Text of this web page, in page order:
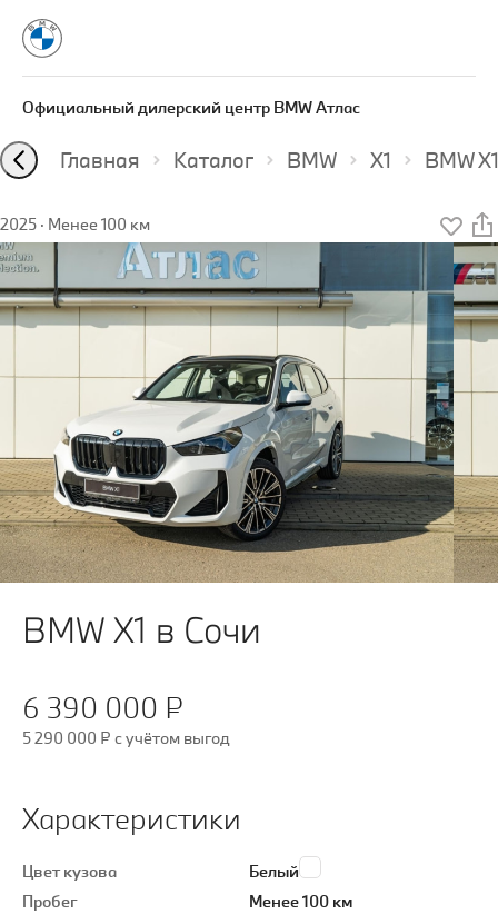
Официальный дилерский центр BMW Атлас
Главная Каталог BMW X1 BMW
2025 · Менее 100 км
BMW X1 в Сочи
6 390 000 ₽
5 290 000 ₽ c учётом выгод
Характеристики
Цвет кузова
Белый
Пробег
Менее 100 км